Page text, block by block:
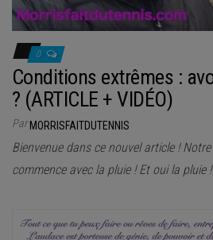
0
Conditions extrêmes :
? (ARTICLE + VIDÉO)
ParMORRISFAITDUTENNIS
Bienvenue dans ce nouvel article ! Notre
commence avec la pluie ! Et oui la pluie